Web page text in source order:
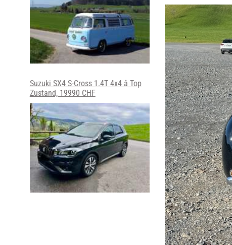
Suzuki SX4 S-Cross 1.4T 4x4 â Top
Zustand, 19990 CHF